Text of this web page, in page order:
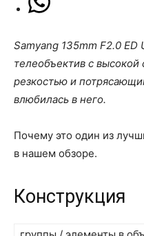
Samyang 135mm F2.0 ED
телеобъектив с
резкостью и
влюбилась в него.
Почему это один из
в нашем обзоре.
Конструкция